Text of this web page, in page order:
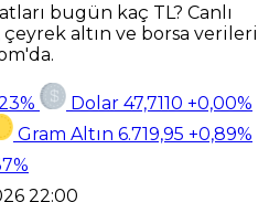
bugün kaç TL? Canlı
altın ve borsa verileri
Dolar 47,7110 +0,00%
Gram Altın 6.719,95 +0,89%
22:00